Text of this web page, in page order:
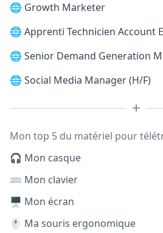
🌐 Growth Marketer
🌐 Apprenti Technicien Account
🌐 Senior Demand Generation
🌐 Social Media Manager (H/F)
Mon top 5 du matériel pour
🎧 Mon casque
⌨️ Mon clavier
🖥️ Mon écran
🖱️ Ma souris ergonomique